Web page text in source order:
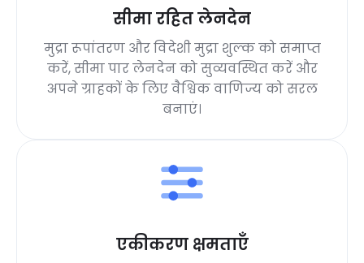
सीमा रहित लेनदेन
मुद्रा रूपांतरण और विदेशी मुद्रा शुल्क को समाप्त
करें, सीमा पार लेनदेन को सुव्यवस्थित करें और
अपने ग्राहकों के लिए वैश्विक वाणिज्य को सरल
बनाएं।
एकीकरण क्षमताएँ